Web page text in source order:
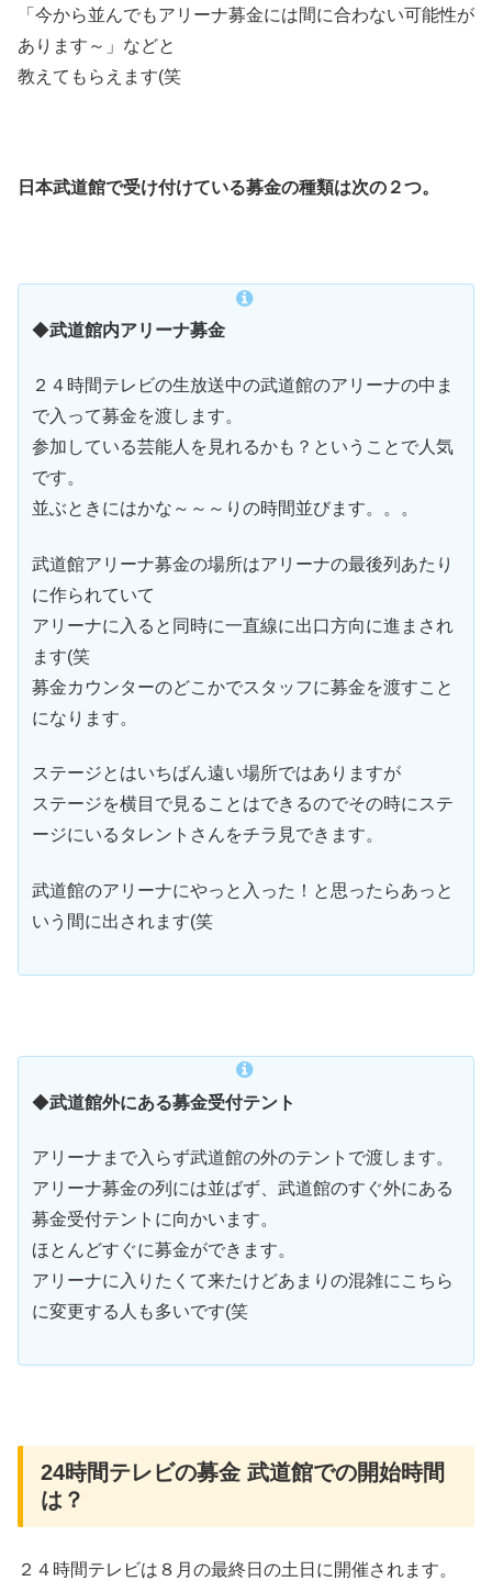
「今から並んでもアリーナ募金には間に合わない可能性が
あります～」などと
教えてもらえます(笑
日本武道館で受け付けている募金の種類は次の２つ。
◆武道館内アリーナ募金
２４時間テレビの生放送中の武道館のアリーナの中ま
で入って募金を渡します。
参加している芸能人を見れるかも？ということで人気
です。
並ぶときにはかな～～～りの時間並びます。。。
武道館アリーナ募金の場所はアリーナの最後列あたり
に作られていて
アリーナに入ると同時に一直線に出口方向に進まされ
ます(笑
募金カウンターのどこかでスタッフに募金を渡すこと
になります。
ステージとはいちばん遠い場所ではありますが
ステージを横目で見ることはできるのでその時にステ
ージにいるタレントさんをチラ見できます。
武道館のアリーナにやっと入った！と思ったらあっと
いう間に出されます(笑
◆武道館外にある募金受付テント
アリーナまで入らず武道館の外のテントで渡します。
アリーナ募金の列には並ばず、武道館のすぐ外にある
募金受付テントに向かいます。
ほとんどすぐに募金ができます。
アリーナに入りたくて来たけどあまりの混雑にこちら
に変更する人も多いです(笑
24時間テレビの募金 武道館での開始時間
は？
２４時間テレビは８月の最終日の土日に開催されます。